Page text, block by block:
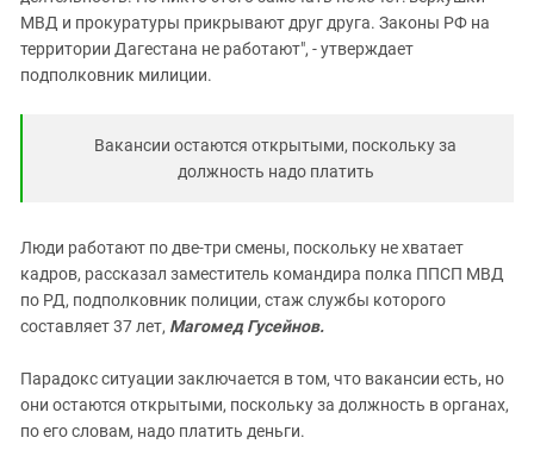
МВД и прокуратуры прикрывают друг друга. Законы РФ на
территории Дагестана не работают", - утверждает
подполковник милиции.
Вакансии остаются открытыми, поскольку за
должность надо платить
Люди работают по две-три смены, поскольку не хватает
кадров, рассказал заместитель командира полка ППСП МВД
по РД, подполковник полиции, стаж службы которого
составляет 37 лет, Магомед Гусейнов.
Парадокс ситуации заключается в том, что вакансии есть, но
они остаются открытыми, поскольку за должность в органах,
по его словам, надо платить деньги.